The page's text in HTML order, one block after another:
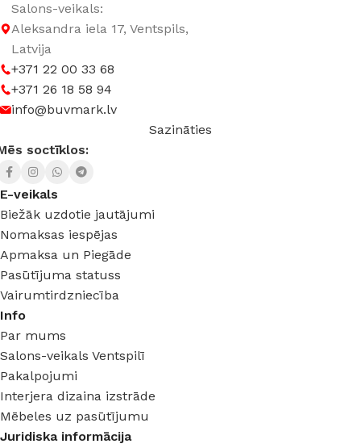
Salons-veikals:
Aleksandra iela 17, Ventspils,
Latvija
+371 22 00 33 68
+371 26 18 58 94
info@buvmark.lv
Sazināties
soctīklos:
E-veikals
Biežāk uzdotie jautājumi
Nomaksas iespējas
Apmaksa un Piegāde
Pasūtījuma statuss
Vairumtirdzniecība
Info
Par mums
Salons-veikals Ventspilī
Pakalpojumi
Interjera dizaina izstrāde
Mēbeles uz pasūtījumu
Juridiska informācija